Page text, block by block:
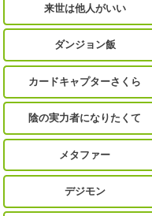
来世は他人がいい
ダンジョン飯
カードキャプターさくら
陰の実力者になりたくて
メタファー
デジモン